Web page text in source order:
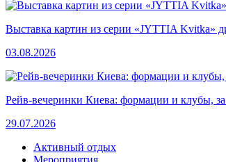
Выставка картин из серии «JYTTIA Kvitka»
03.08.2026
Рейв-вечеринки Киева: формации и клубы,
29.07.2026
Активный отдых